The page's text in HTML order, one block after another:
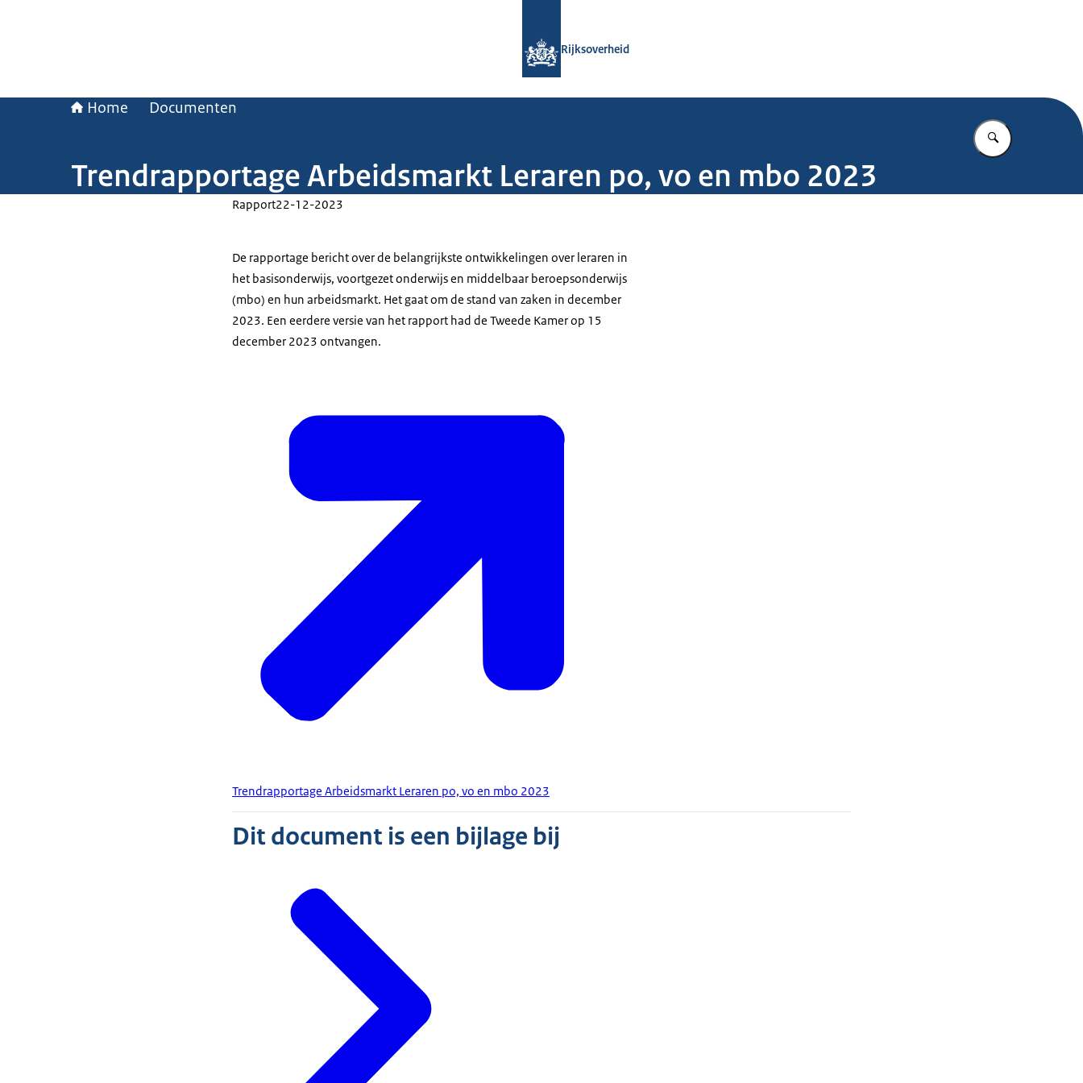
Rijksoverheid
Home Documenten
Vul in wat u
Trendrapportage Arbeidsmarkt Leraren po, vo en mbo 2023
Rapport22-12-2023
De rapportage bericht over de belangrijkste ontwikkelingen over leraren in
het basisonderwijs, voortgezet onderwijs en middelbaar beroepsonderwijs
(mbo) en hun arbeidsmarkt. Het gaat om de stand van zaken in december
2023. Een eerdere versie van het rapport had de Tweede Kamer op 15
december 2023 ontvangen.
Trendrapportage Arbeidsmarkt Leraren po, vo en mbo 2023
Dit document is een bijlage bij